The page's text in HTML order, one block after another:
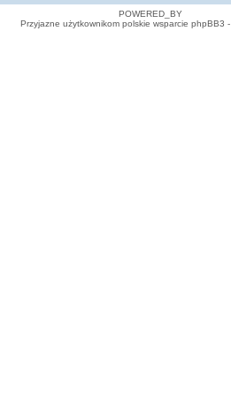
POWERED_BY
Przyjazne użytkownikom polskie wsparcie phpBB3 -